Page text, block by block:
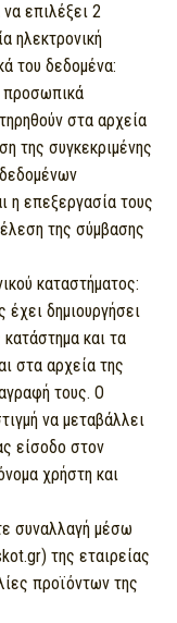
επιλέξει 2
ηλεκτρονική
του δεδομένα:
προσωπικά
στα αρχεία
της συγκεκριμένης
η επεξεργασία τους
της σύμβασης
καταστήματος:
δημιουργήσει
και τα
στα αρχεία της
τους. Ο
να μεταβάλλει
είσοδο στον
χρήστη και
συναλλαγή μέσω
της εταιρείας
προϊόντων της